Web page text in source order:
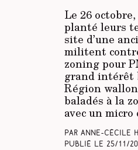
Le 26
planté leurs
site d’une
militent
zoning pour
grand intérêt
Région
baladés à la
avec un
Par Anne-Cécile
Publié le 25/11/